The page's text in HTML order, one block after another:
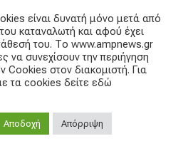
Subscribe
- A magazine theme for WordPress
- Powered by WordPress
είναι δυνατή μόνο μετά από
καταναλωτή και αφού έχει
του. Το www.ampnews.gr
να συνεχίσουν την περιήγηση
Cookies στον διακομιστή. Για
τα cookies δείτε εδώ
Αποδοχή Απόρριψη